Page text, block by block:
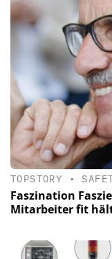
TOPSTORY •
Faszination
Mitarbeiter fit